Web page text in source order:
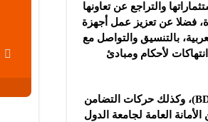
والتراجع عن تعاونها
فضلا عن تعزيز عمل أجهزة
بالتنسيق والتواصل مع
لأحكام ومبادئ
كما أعرب المؤتمر عن تقديره لجهود حركة المقاطعة الدولية لإسرائيل (BDS)، وكذلك حركات التضامن
العامة لجامعة الدول